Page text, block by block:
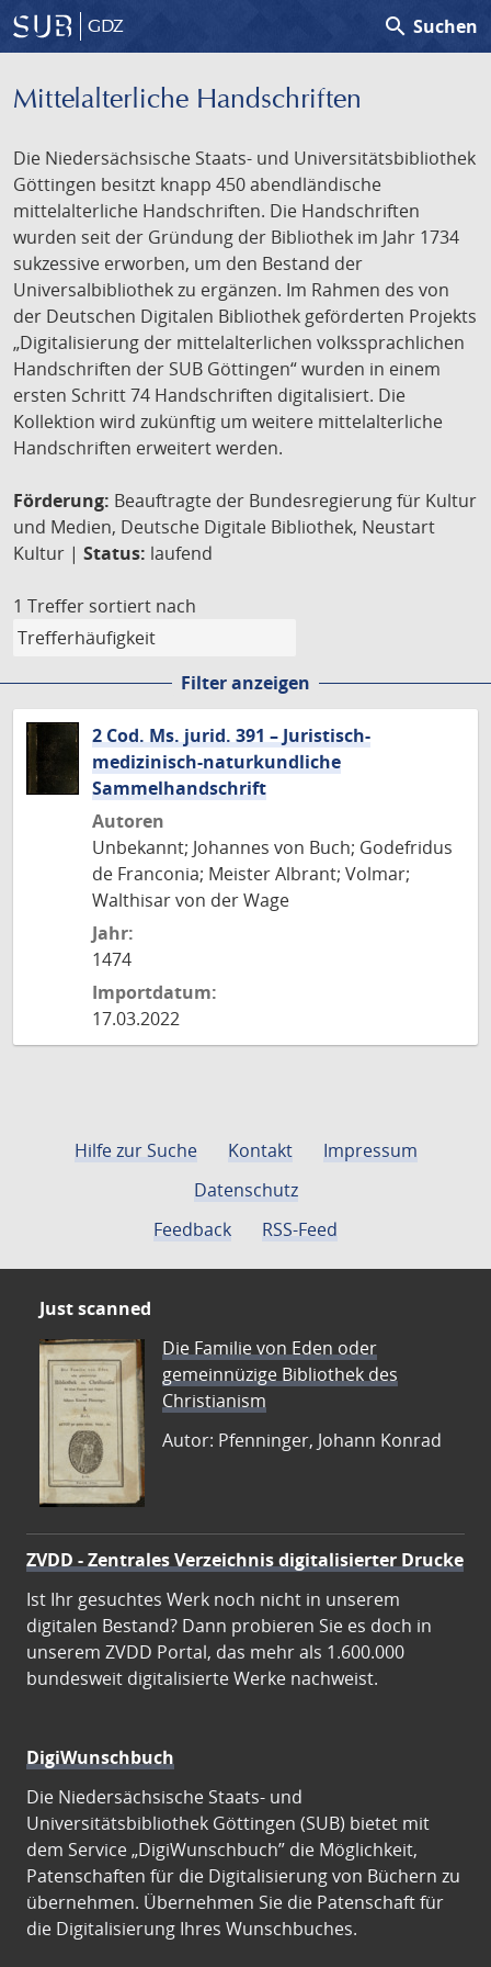
GDZ search Suchen
Mittelalterliche Handschriften
Die Niedersächsische Staats- und Universitätsbibliothek
Göttingen besitzt knapp 450 abendländische
mittelalterliche Handschriften. Die Handschriften
wurden seit der Gründung der Bibliothek im Jahr 1734
sukzessive erworben, um den Bestand der
Universalbibliothek zu ergänzen. Im Rahmen des von
der Deutschen Digitalen Bibliothek geförderten Projekts
„Digitalisierung der mittelalterlichen volkssprachlichen
Handschriften der SUB Göttingen“ wurden in einem
ersten Schritt 74 Handschriften digitalisiert. Die
Kollektion wird zukünftig um weitere mittelalterliche
Handschriften erweitert werden.
Förderung: Beauftragte der Bundesregierung für Kultur
und Medien, Deutsche Digitale Bibliothek, Neustart
Kultur | Status: laufend
1 Treffer sortiert nach
Filter anzeigen
2 Cod. Ms. jurid. 391 – Juristisch-
medizinisch-naturkundliche
Sammelhandschrift
Autoren
Unbekannt; Johannes von Buch; Godefridus
de Franconia; Meister Albrant; Volmar;
Walthisar von der Wage
Jahr:
1474
Importdatum:
17.03.2022
Hilfe zur Suche Kontakt
Impressum
Datenschutz
Feedback
RSS-Feed
Just scanned
Die Familie von Eden oder
gemeinnüzige Bibliothek des
Christianism
Autor: Pfenninger, Johann Konrad
ZVDD - Zentrales Verzeichnis digitalisierter Drucke
Ist Ihr gesuchtes Werk noch nicht in unserem
digitalen Bestand? Dann probieren Sie es doch in
unserem ZVDD Portal, das mehr als 1.600.000
bundesweit digitalisierte Werke nachweist.
DigiWunschbuch
Die Niedersächsische Staats- und
Universitätsbibliothek Göttingen (SUB) bietet mit
dem Service „DigiWunschbuch” die Möglichkeit,
Patenschaften für die Digitalisierung von Büchern zu
übernehmen. Übernehmen Sie die Patenschaft für
die Digitalisierung Ihres Wunschbuches.